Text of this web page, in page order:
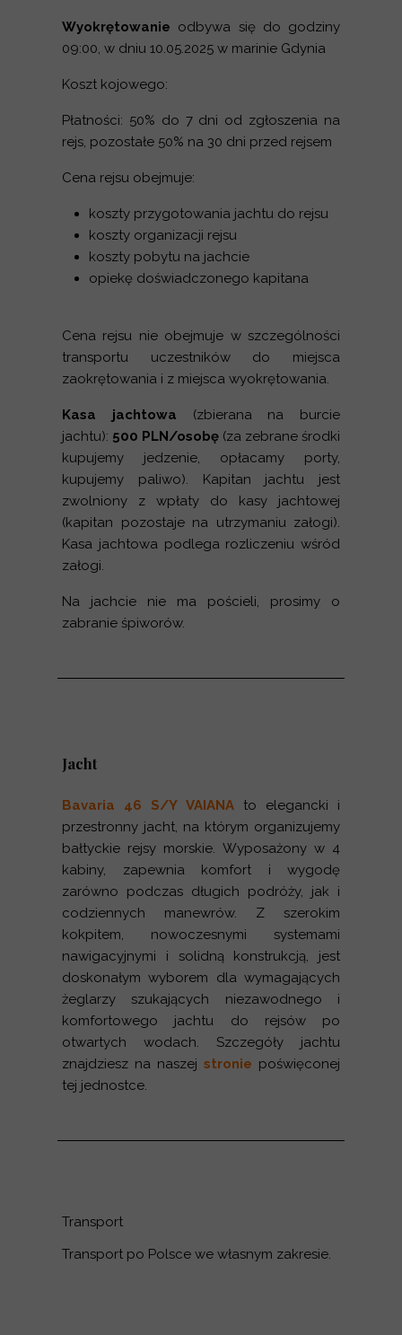
Wyokrętowanie odbywa się do godziny
09:00, w dniu 10.05.2025 w marinie Gdynia
Koszt kojowego:
Płatności: 50% do 7 dni od zgłoszenia na
rejs, pozostałe 50% na 30 dni przed rejsem
Cena rejsu obejmuje:
koszty przygotowania jachtu do rejsu
koszty organizacji rejsu
koszty pobytu na jachcie
opiekę doświadczonego kapitana
Cena rejsu nie obejmuje w szczególności
transportu uczestników do miejsca
zaokrętowania i z miejsca wyokrętowania.
Kasa jachtowa (zbierana na burcie
jachtu): 500 PLN/osobę (za zebrane środki
kupujemy jedzenie, opłacamy porty,
kupujemy paliwo). Kapitan jachtu jest
zwolniony z wpłaty do kasy jachtowej
(kapitan pozostaje na utrzymaniu załogi).
Kasa jachtowa podlega rozliczeniu wśród
załogi.
Na jachcie nie ma pościeli, prosimy o
zabranie śpiworów.
Jacht
Bavaria 46 S/Y VAIANAto elegancki i
przestronny jacht, na którym organizujemy
bałtyckie rejsy morskie. Wyposażony w 4
kabiny, zapewnia komfort i wygodę
zarówno podczas długich podróży, jak i
codziennych manewrów. Z szerokim
kokpitem, nowoczesnymi systemami
nawigacyjnymi i solidną konstrukcją, jest
doskonałym wyborem dla wymagających
żeglarzy szukających niezawodnego i
komfortowego jachtu do rejsów po
otwartych wodach. Szczegóły jachtu
znajdziesz na naszej stronie poświęconej
tej jednostce.
Transport
Transport po Polsce we własnym zakresie.